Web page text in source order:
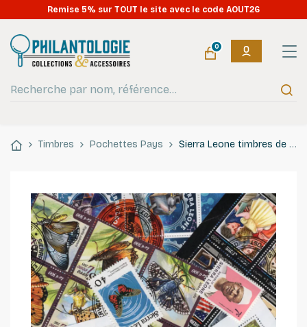
Remise 5% sur TOUT le site avec le code AOUT26
0
Timbres Pochettes Pays Sierra Leone timbres de collection tous différents.